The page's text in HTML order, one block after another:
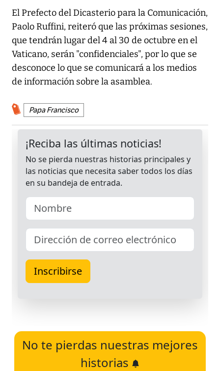
El Prefecto del Dicasterio para la Comunicación,
Paolo Ruffini, reiteró que las próximas sesiones,
que tendrán lugar del 4 al 30 de octubre en el
Vaticano, serán "confidenciales", por lo que se
desconoce lo que se comunicará a los medios
de información sobre la asamblea.
Papa Francisco
No te pierdas nuestras mejores
historias